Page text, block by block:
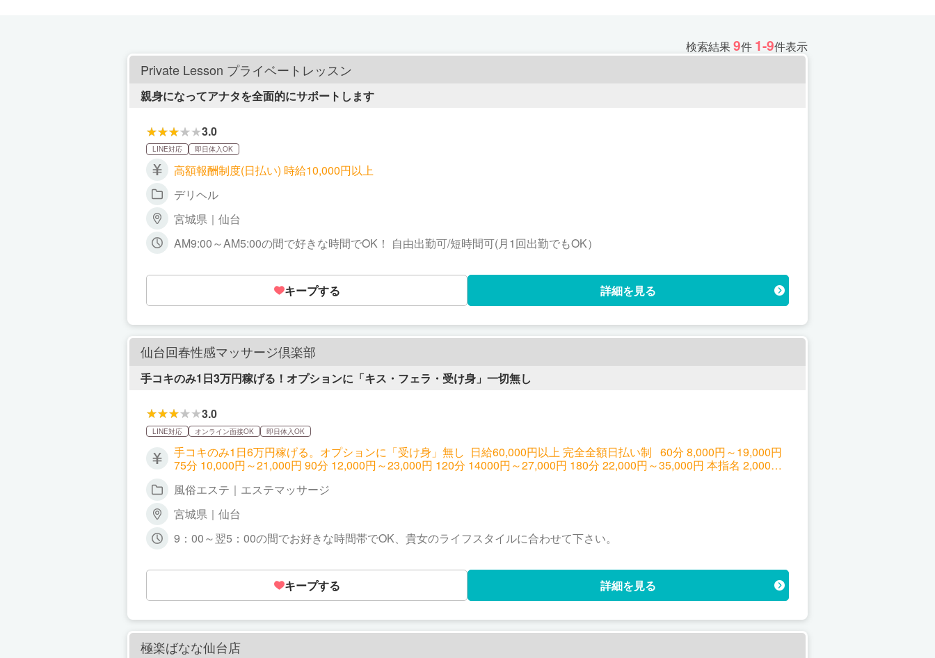
検索結果9件 1-9件表示
Private Lesson プライベートレッスン
親身になってアナタを全面的にサポートします
3.0
LINE対応 即日体入OK
高額報酬制度(日払い) 時給10,000円以上
デリヘル
宮城県｜仙台
AM9:00～AM5:00の間で好きな時間でOK！ 自由出勤可/短時間可(月1回出勤でもOK）
キープする 詳細を見る
仙台回春性感マッサージ倶楽部
手コキのみ1日3万円稼げる！オプションに「キス・フェラ・受け身」一切無し
3.0
LINE対応 オンライン面接OK 即日体入OK
手コキのみ1日6万円稼げる。オプションに「受け身」無し 日給60,000円以上 完全全額日払い制 60分 8,000円～19,000円
75分 10,000円～21,000円 90分 12,000円～23,000円 120分 14000円～27,000円 180分 22,000円～35,000円 本指名 2,000円
ェラ 2,000円 オールヌード 5,000円
風俗エステ｜エステマッサージ
宮城県｜仙台
9：00～翌5：00の間でお好きな時間帯でOK、貴女のライフスタイルに合わせて下さい。
キープする 詳細を見る
極楽ばなな仙台店